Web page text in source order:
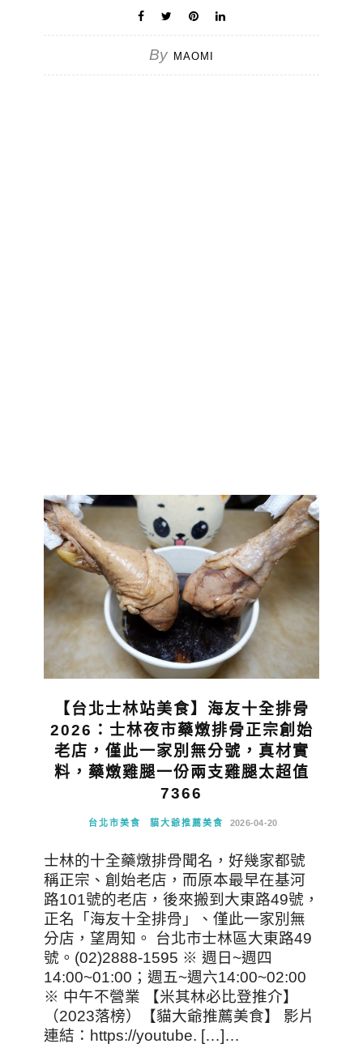
By MAOMI
【台北士林站美食】海友十全排骨
2026：士林夜市藥燉排骨正宗創始
老店，僅此一家別無分號，真材實
料，藥燉雞腿一份兩支雞腿太超值
7366
台北市美食 貓大爺推薦美食 2026-04-20
士林的十全藥燉排骨聞名，好幾家都號
稱正宗、創始老店，而原本最早在基河
路101號的老店，後來搬到大東路49號，
正名「海友十全排骨」、僅此一家別無
分店，望周知。 台北市士林區大東路49
號。(02)2888-1595 ※ 週日~週四
14:00~01:00；週五~週六14:00~02:00
※ 中午不營業 【米其林必比登推介】
（2023落榜）【貓大爺推薦美食】 影片
連結：https://youtube. […]…